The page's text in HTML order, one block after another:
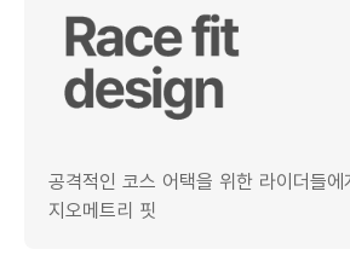
공격적인 코스 어택을 위한 라이더들에
지오메트리 핏